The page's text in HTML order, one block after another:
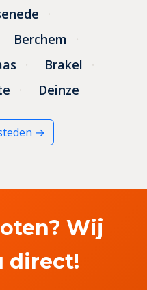
Berchem
Brakel
Deinze
→
Wij
direct!